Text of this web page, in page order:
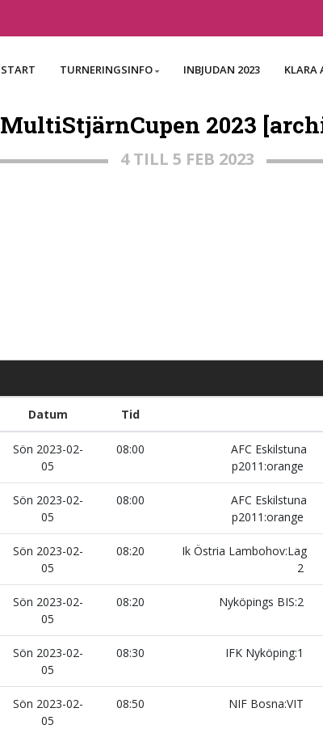
START TURNERINGSINFO INBJUDAN 2023 KLARA
MultiStjärnCupen 2023
4 TILL 5 FEB 2023
Datum Tid
Sön 2023-02-
05
08:00
AFC Eskilstuna
p2011:orange
Sön 2023-02-
05
08:00
AFC Eskilstuna
p2011:orange
Sön 2023-02-
05
08:20
Ik Östria Lambohov:Lag
2
Sön 2023-02-
05
08:20 Nyköpings BIS:2
Sön 2023-02-
05
08:30 IFK Nyköping:1
Sön 2023-02-
05
08:50 NIF Bosna:VIT